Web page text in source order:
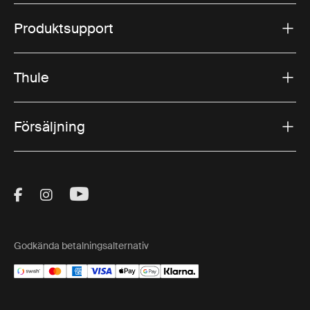
Produktsupport
Thule
Försäljning
Visit Thule on Facebook (external link)
Visit Thule on Instagram (external link)
Visit Thule on Youtube (external
Godkända betalningsalternativ